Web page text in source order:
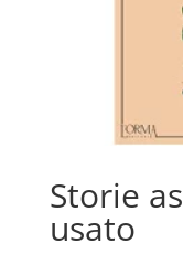
Storie
usato